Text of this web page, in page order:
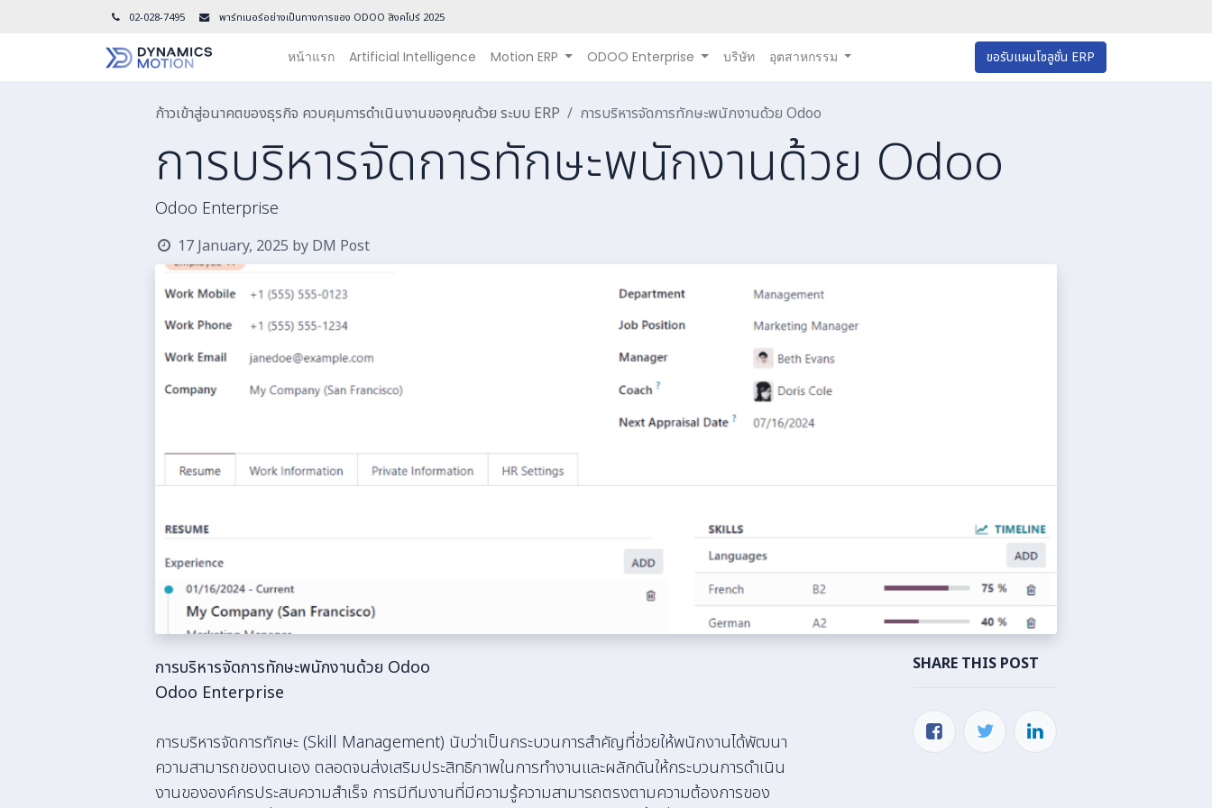
02-028-7495 พาร์ทเนอร์อย่างเป็นทางการของ ODOO สิงคโปร์ 2025
หน้าแรก Artificial Intelligence Motion ERP ODOO Enterprise บริษัท อุตสาหกรรม ขอรับแผนโซลูชั่น ERP
ก้าวเข้าสู่อนาคตของธุรกิจ ควบคุมการดำเนินงานของคุณด้วย ระบบ ERP การบริหารจัดการทักษะพนักงานด้วย Odoo
การบริหารจัดการทักษะพนักงานด้วย Odoo
Odoo Enterprise
17 January, 2025 by DM Post
การบริหารจัดการทักษะพนักงานด้วย Odoo
Odoo Enterprise
การบริหารจัดการทักษะ (Skill Management) นับว่าเป็นกระบวนการสำคัญที่ช่วยให้พนักงานได้พัฒนา
ความสามารถของตนเอง ตลอดจนส่งเสริมประสิทธิภาพในการทำงานและผลักดันให้กระบวนการดำเนิน
งานขององค์กรประสบความสำเร็จ การมีทีมงานที่มีความรู้ความสามารถตรงตามความต้องการของ
SHARE THIS POST